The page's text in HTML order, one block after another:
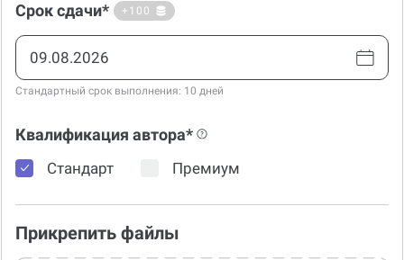
Срок сдачи* +100
Стандартный срок выполнения: 10 дней
Квалификация автора*
Стандарт Премиум
Прикрепить файлы